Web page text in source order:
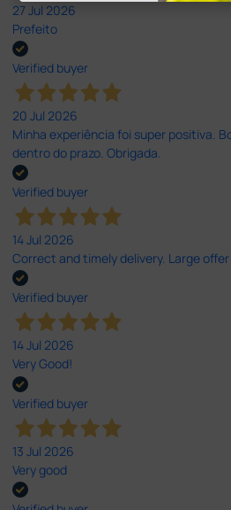
27 Jul 2026
Prefeito
Verified buyer
20 Jul 2026
Minha experiência foi super positiva.
dentro do prazo. Obrigada.
Verified buyer
14 Jul 2026
Correct and timely delivery. Large
Verified buyer
14 Jul 2026
Very Good!
Verified buyer
13 Jul 2026
Very good